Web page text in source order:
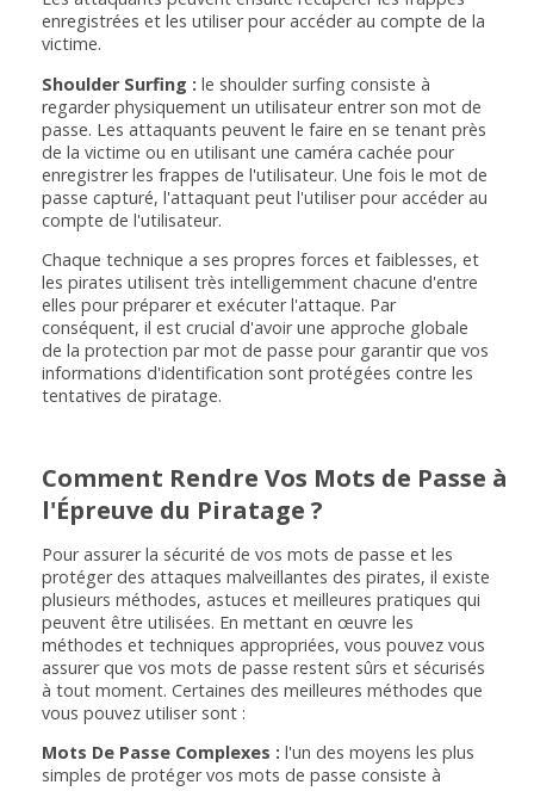
enregistrées et les utiliser pour accéder au compte de la
victime.
Shoulder Surfing : le shoulder surfing consiste à
regarder physiquement un utilisateur entrer son mot de
passe. Les attaquants peuvent le faire en se tenant près
de la victime ou en utilisant une caméra cachée pour
enregistrer les frappes de l'utilisateur. Une fois le mot de
passe capturé, l'attaquant peut l'utiliser pour accéder au
compte de l'utilisateur.
Chaque technique a ses propres forces et faiblesses, et
les pirates utilisent très intelligemment chacune d'entre
elles pour préparer et exécuter l'attaque. Par
conséquent, il est crucial d'avoir une approche globale
de la protection par mot de passe pour garantir que vos
informations d'identification sont protégées contre les
tentatives de piratage.
Comment Rendre Vos Mots de Passe à
l'Épreuve du Piratage ?
Pour assurer la sécurité de vos mots de passe et les
protéger des attaques malveillantes des pirates, il existe
plusieurs méthodes, astuces et meilleures pratiques qui
peuvent être utilisées. En mettant en œuvre les
méthodes et techniques appropriées, vous pouvez vous
assurer que vos mots de passe restent sûrs et sécurisés
à tout moment. Certaines des meilleures méthodes que
vous pouvez utiliser sont :
Mots De Passe Complexes : l'un des moyens les plus
simples de protéger vos mots de passe consiste à